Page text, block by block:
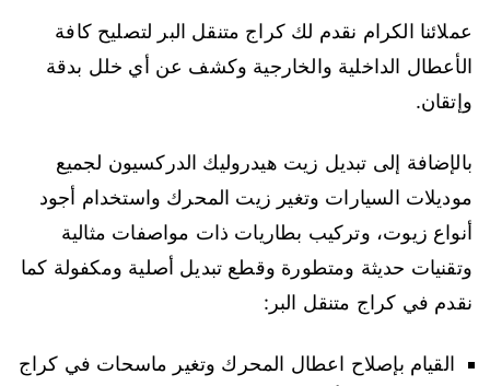
عملائنا الكرام نقدم لك كراج متنقل البر لتصليح كافة
الأعطال الداخلية والخارجية وكشف عن أي خلل بدقة
وإتقان.
بالإضافة إلى تبديل زيت هيدروليك الدركسيون لجميع
موديلات السيارات وتغير زيت المحرك واستخدام أجود
أنواع زيوت، وتركيب بطاريات ذات مواصفات مثالية
وتقنيات حديثة ومتطورة وقطع تبديل أصلية ومكفولة كما
نقدم في كراج متنقل البر:
القيام بإصلاح اعطال المحرك وتغير ماسحات في كراج